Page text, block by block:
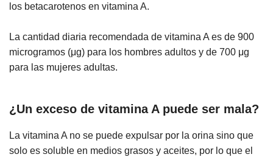
los betacarotenos en vitamina A.
La cantidad diaria recomendada de vitamina A es de 900
microgramos (μg) para los hombres adultos y de 700 μg
para las mujeres adultas.
¿Un exceso de vitamina A puede ser mala?
La vitamina A no se puede expulsar por la orina sino que
solo es soluble en medios grasos y aceites, por lo que el